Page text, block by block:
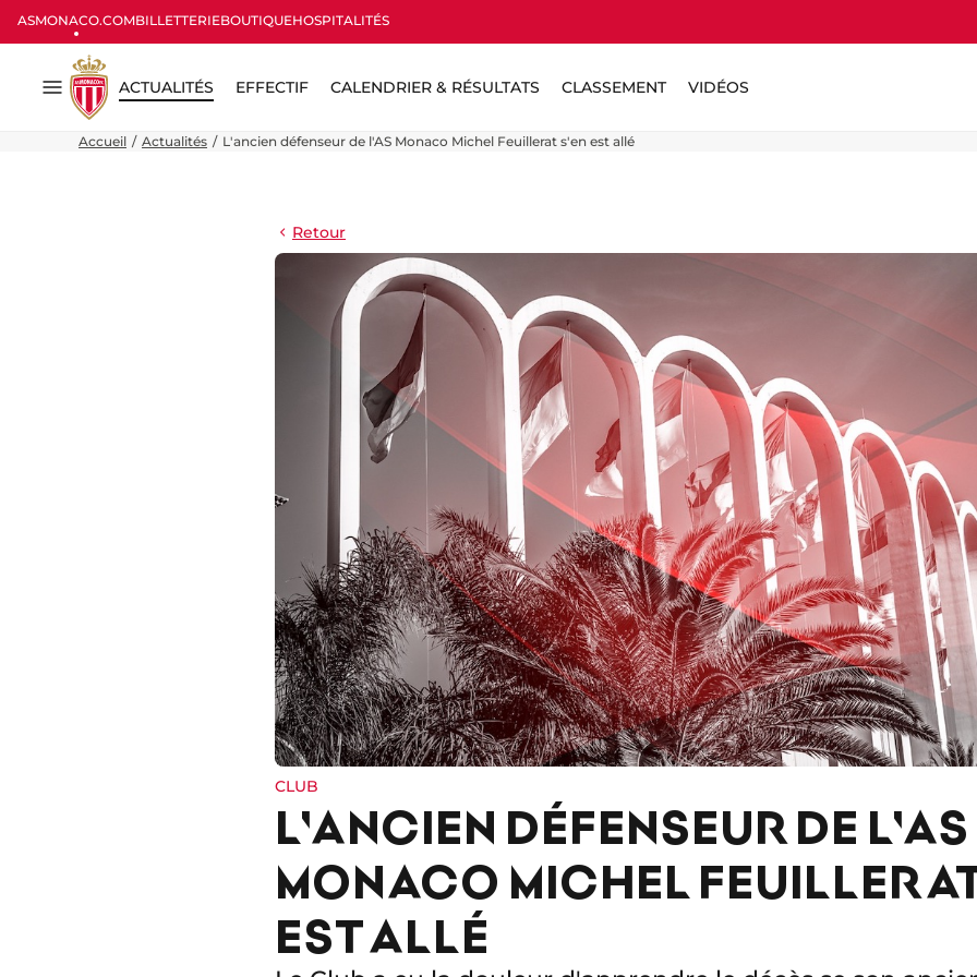
ASMONACO.COMBILLETTERIEBOUTIQUEHOSPITALITÉS
Menu
ACTUALITÉS EFFECTIF CALENDRIER & RÉSULTATS CLASSEMENT VIDÉOS
Accueil Actualités L'ancien défenseur de l'AS Monaco Michel Feuillerat s'en est allé
Retour
CLUB
L'ANCIEN DÉFENSEUR DE L'AS
MONACO MICHEL
EST ALLÉ